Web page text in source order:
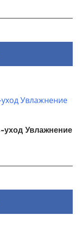
уход Увлажнение